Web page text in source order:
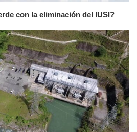
con la eliminación del IUSI?